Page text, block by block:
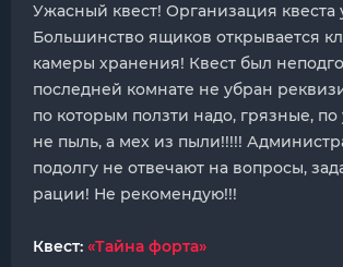
Ужасный квест! Организация квеста
Большинство ящиков открывается
камеры хранения! Квест был
последней комнате не убран
по которым ползти надо, грязные, по
не пыль, а мех из пыли!!!!!
подолгу не отвечают на вопросы,
рации! Не рекомендую!!!
Квест: «Тайна форта»